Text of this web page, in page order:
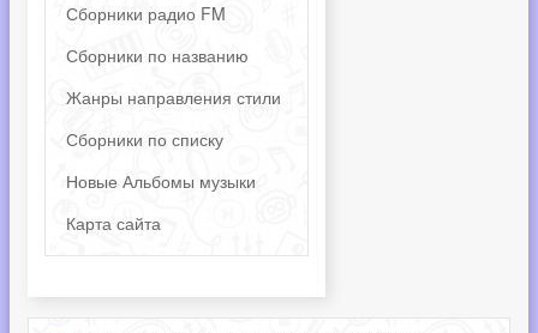
Сборники радио FM
Сборники по названию
Жанры направления стили
Сборники по списку
Новые Альбомы музыки
Карта сайта